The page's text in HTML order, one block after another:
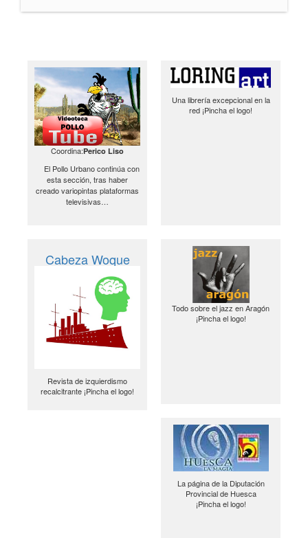
Coordina:Perico Liso
El Pollo Urbano continúa con
esta sección, tras haber
creado variopintas plataformas
televisivas…
Una librería excepcional en la
red ¡Pincha el logo!
Cabeza Woque
Revista de izquierdismo
recalcitrante ¡Pincha el logo!
Todo sobre el jazz en Aragón
¡Pincha el logo!
La página de la Diputación
Provincial de Huesca
¡Pincha el logo!